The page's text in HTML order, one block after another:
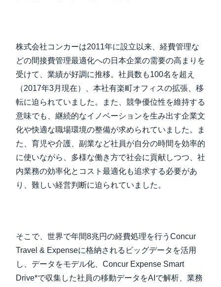
株式会社コンカーは2011年に設立以来、経費管理な
どの間接費管理最適化への日本企業の需要の高まりを
受けて、業績が好調に推移。社員数も100名を超え
（2017年3月現在）、本社有楽町オフィスの拡張、移
転に迫られていました。また、競争優位性を維持する
意味でも、継続的なイノベーションを生み出す企業文
化や快適な職場環境の整備が求められていました。ま
た、育児や介護、副業など社員が自分の時間を効率的
に使いながら、多様な働き方で社会に貢献しつつ、社
内業務の効率化とコスト最適化も追求する必要があ
り、難しい経営判断に迫られていました。
そこで、世界で年間8兆円の経費処理を行うConcur
Travel & Expenseに格納されるビッグデータを活用
し、データをモデル化、Concur Expense Smart
Drive*で収集した社員の移動データをAIで解析、業務